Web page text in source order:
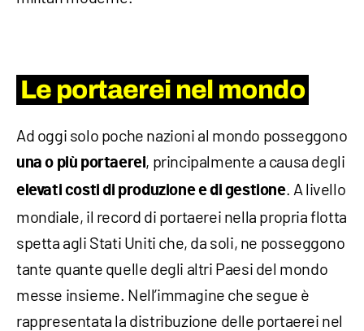
Le portaerei nel mondo
Ad oggi solo poche nazioni al mondo posseggono
una o più portaerei, principalmente a causa degli
elevati costi di produzione e di gestione. A livello
mondiale, il record di portaerei nella propria flotta
spetta agli Stati Uniti che, da soli, ne posseggono
tante quante quelle degli altri Paesi del mondo
messe insieme. Nell’immagine che segue è
rappresentata la distribuzione delle portaerei nel